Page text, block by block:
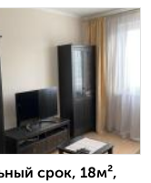
срок, 18м²,